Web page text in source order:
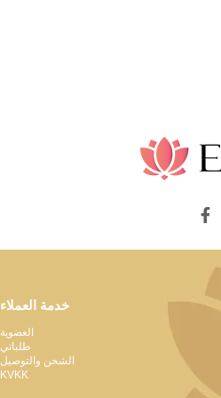
خدمة العملاء
العضوية
طلباتي
الشحن والتوصيل
KVKK